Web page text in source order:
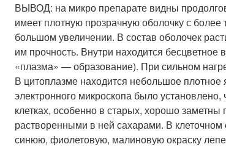
ВЫВОД: на микро препарате видны
имеет плотную прозрачную оболочку с
большом увеличении. В состав оболочек
им прочность. Внутри находится
«плазма» — образование). При сильном
В цитоплазме находится небольшое
электронного микроскопа было
клетках, особенно в старых, хорошо
растворенными в ней сахарами. В
синюю, фиолетовую, малиновую окраску